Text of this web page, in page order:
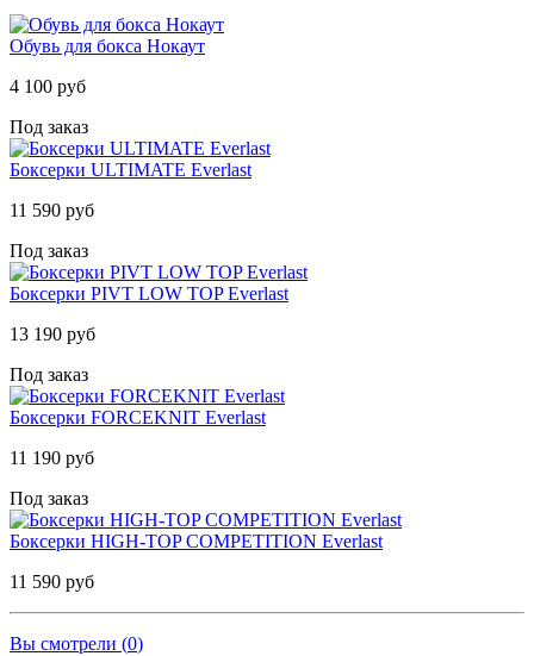
Обувь для бокса Нокаут
4 100 руб
Под заказ
Боксерки ULTIMATE Everlast
11 590 руб
Под заказ
Боксерки PIVT LOW TOP Everlast
13 190 руб
Под заказ
Боксерки FORCEKNIT Everlast
11 190 руб
Под заказ
Боксерки HIGH-TOP COMPETITION Everlast
11 590 руб
Вы смотрели (0)